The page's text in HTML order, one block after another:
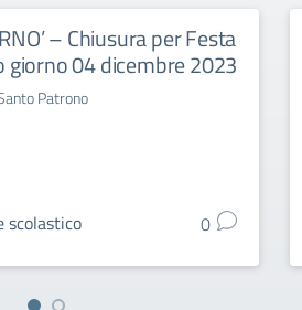
– Chiusura per Festa
giorno 04 dicembre 2023
Patrono
scolastico 0